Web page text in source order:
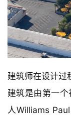
建筑师在设计过
建筑是由第一
人Williams